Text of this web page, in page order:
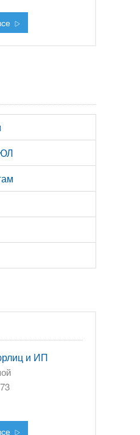
и ИП